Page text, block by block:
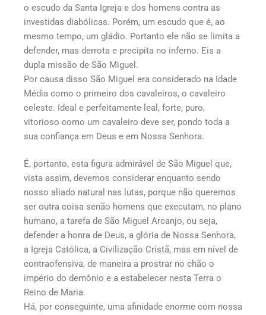
o escudo da Santa Igreja e dos homens contra as
investidas diabólicas. Porém, um escudo que é, ao
mesmo tempo, um gládio. Portanto ele não se limita a
defender, mas derrota e precipita no inferno. Eis a
dupla missão de São Miguel.
Por causa disso São Miguel era considerado na Idade
Média como o primeiro dos cavaleiros, o cavaleiro
celeste. Ideal e perfeitamente leal, forte, puro,
vitorioso como um cavaleiro deve ser, pondo toda a
sua confiança em Deus e em Nossa Senhora.
É, portanto, esta figura admirável de São Miguel que,
vista assim, devemos considerar enquanto sendo
nosso aliado natural nas lutas, porque não queremos
ser outra coisa senão homens que executam, no plano
humano, a tarefa de São Miguel Arcanjo, ou seja,
defender a honra de Deus, a glória de Nossa Senhora,
a Igreja Católica, a Civilização Cristã, mas em nível de
contraofensiva, de maneira a prostrar no chão o
império do demônio e a estabelecer nesta Terra o
Reino de Maria.
Há, por conseguinte, uma afinidade enorme com nossa